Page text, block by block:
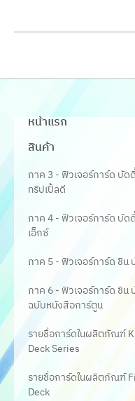
หน้าแรก
สินค้า
ภาค 3 - ฟิวเจอร์การ์ด บัด
ทริปเปิ้ลดี
ภาค 4 - ฟิวเจอร์การ์ด บัด
เอ็กซ์
ภาค 5 - ฟิวเจอร์การ์ด ชิน
ภาค 6 - ฟิวเจอร์การ์ด ชิน
ฉบับหนังสือการ์ตูน
รายชื่อการ์ดในผลิตภัณฑ์
Deck Series
รายชื่อการ์ดในผลิตภัณฑ์
Deck